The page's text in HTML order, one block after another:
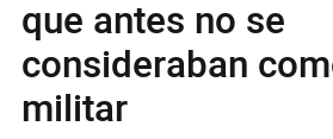
que antes no se
consideraban
militar